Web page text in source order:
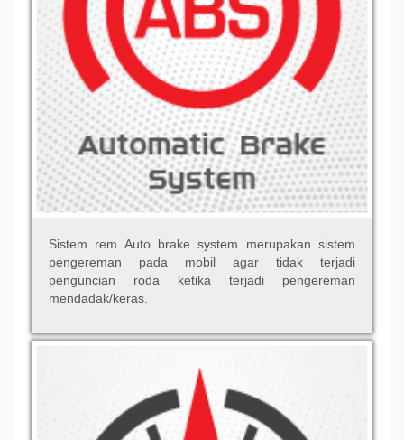
Sistem rem Auto brake system merupakan sistem
pengereman pada mobil agar tidak terjadi
penguncian roda ketika terjadi pengereman
mendadak/keras.